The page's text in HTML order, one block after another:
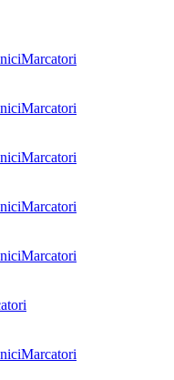
Marcatori
Marcatori
Marcatori
Marcatori
Marcatori
Marcatori